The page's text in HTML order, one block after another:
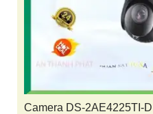
Camera DS-2AE4225TI-